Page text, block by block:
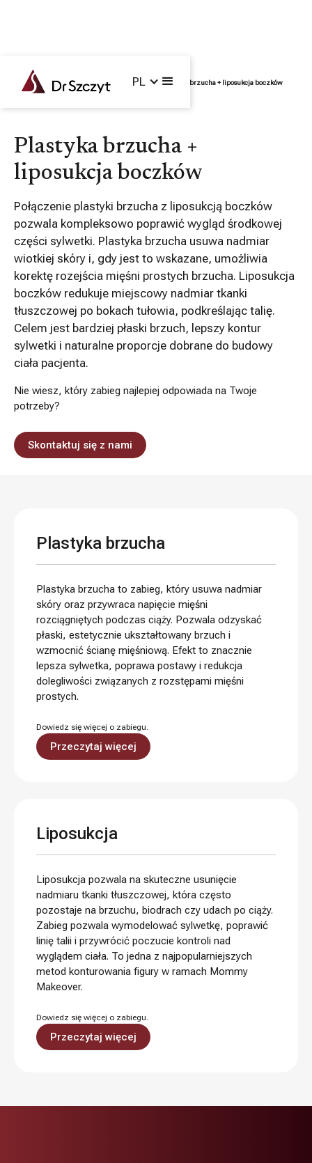
PL
Główna / Zabiegi /Operacje łączone /Plastyka brzucha + liposukcja boczków
Plastyka brzucha +
liposukcja boczków
Połączenie plastyki brzucha z liposukcją boczków
pozwala kompleksowo poprawić wygląd środkowej
części sylwetki. Plastyka brzucha usuwa nadmiar
wiotkiej skóry i, gdy jest to wskazane, umożliwia
korektę rozejścia mięśni prostych brzucha. Liposukcja
boczków redukuje miejscowy nadmiar tkanki
tłuszczowej po bokach tułowia, podkreślając talię.
Celem jest bardziej płaski brzuch, lepszy kontur
sylwetki i naturalne proporcje dobrane do budowy
ciała pacjenta.
Nie wiesz, który zabieg najlepiej odpowiada na Twoje
potrzeby?
Skontaktuj się z nami
Plastyka brzucha
Plastyka brzucha to zabieg, który usuwa nadmiar
skóry oraz przywraca napięcie mięśni
rozciągniętych podczas ciąży. Pozwala odzyskać
płaski, estetycznie ukształtowany brzuch i
wzmocnić ścianę mięśniową. Efekt to znacznie
lepsza sylwetka, poprawa postawy i redukcja
dolegliwości związanych z rozstępami mięśni
prostych.
Dowiedz się więcej o zabiegu.
Przeczytaj więcej
Liposukcja
Liposukcja pozwala na skuteczne usunięcie
nadmiaru tkanki tłuszczowej, która często
pozostaje na brzuchu, biodrach czy udach po ciąży.
Zabieg pozwala wymodelować sylwetkę, poprawić
linię talii i przywrócić poczucie kontroli nad
wyglądem ciała. To jedna z najpopularniejszych
metod konturowania figury w ramach Mommy
Makeover.
Dowiedz się więcej o zabiegu.
Przeczytaj więcej